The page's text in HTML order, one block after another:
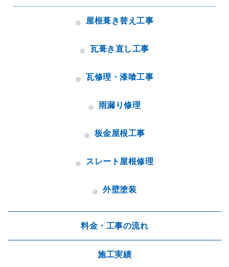
屋根葺き替え工事
瓦葺き直し工事
瓦修理・漆喰工事
雨漏り修理
板金屋根工事
スレート屋根修理
外壁塗装
料金・工事の流れ
施工実績